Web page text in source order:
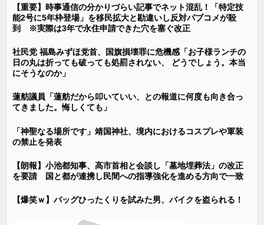
【重要】時事通信の分かりづらい記事でネット混乱！「特定技
能2号に5年枠登場」を移民拡大と勘違いし反対パブコメが殺
到 ※実際は3年で永住申請できた穴を塞ぐ改正
社民党 福島みずほ党首、国旗損壊罪に危機感「お子様ランチの
日の丸は折っても破っても処罰されない、 どうでしょう。本当
にそうなのか」
蓮舫議員「蓮舫だから叩いていい、との報道に何度も向き合っ
てきました。悔しくても」
「神聖なる場所です」靖国神社、境内におけるコスプレや軍装
の禁止を発表
【朗報】小池都知事、高市首相と会談し「墓地埋葬法」の改正
を要請 国と都が連携し民間への指導強化を進める方向で一致
【爆笑ｗ】バッグひったくりを試みた男、バイクを盗られる！